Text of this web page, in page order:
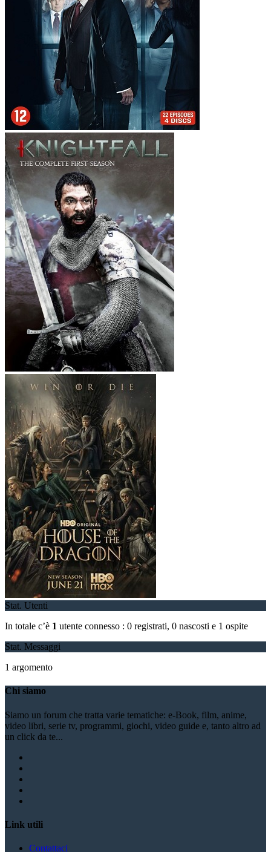
Stat. Utenti
In totale c’è 1 utente connesso : 0 registrati, 0 nascosti e 1 ospite
Stat. Messaggi
1 argomento
Chi siamo
Siamo un forum che tratta varie tematiche: e-Book, film, anime,
video libri, serie tv, programmi, giochi, video guide e, tanto altro ad
un click da te...
Link utili
Contattaci